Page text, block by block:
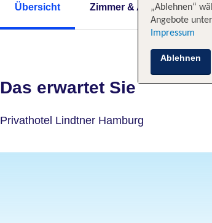
Übersicht Zimmer & Angebote
Das erwartet Sie
Privathotel Lindtner Hamburg
„Ablehnen“
Angebote
Impressum
Ablehnen